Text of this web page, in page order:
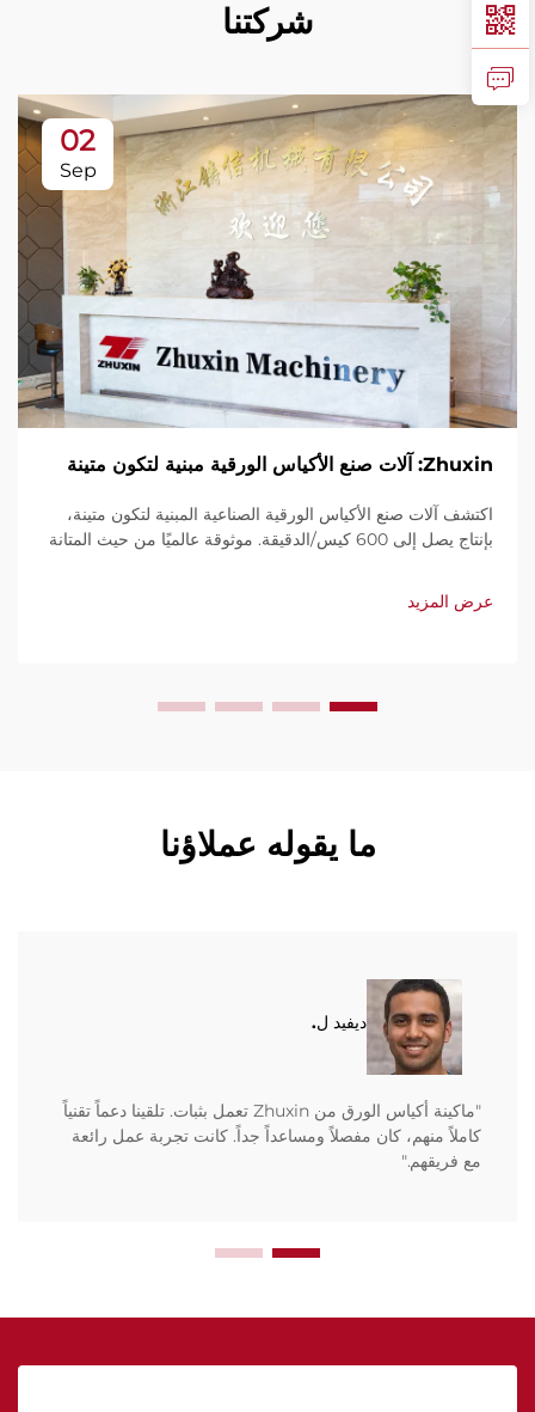
شركتنا
02
Sep
Zhuxin: آلات صنع الأكياس الورقية مبنية لتكون متينة
اكتشف آلات صنع الأكياس الورقية الصناعية المبنية لتكون متينة،
بإنتاج يصل إلى 600 كيس/الدقيقة. موثوقة عالميًا من حيث المتانة
وخدمة سريعة. اطلب عرض سعر اليوم.
عرض المزيد
ما يقوله عملاؤنا
ديفيد ل.
"ماكينة أكياس الورق من Zhuxin تعمل بثبات. تلقينا دعماً تقنياً
كاملاً منهم، كان مفصلاً ومساعداً جداً. كانت تجربة عمل رائعة
مع فريقهم."